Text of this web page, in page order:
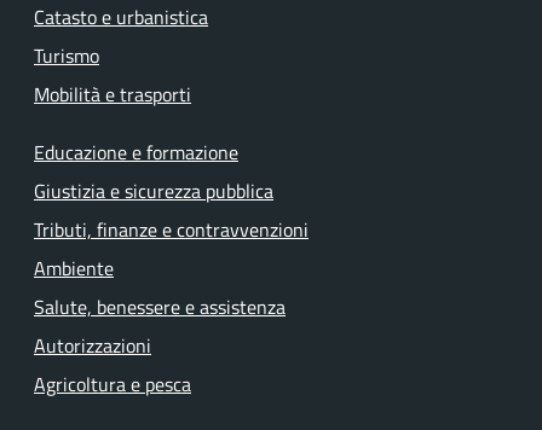
Catasto e urbanistica
Turismo
Mobilità e trasporti
Educazione e formazione
Giustizia e sicurezza pubblica
Tributi, finanze e contravvenzioni
Ambiente
Salute, benessere e assistenza
Autorizzazioni
Agricoltura e pesca